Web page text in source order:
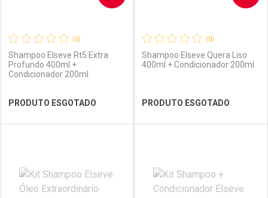
Ver Desconto Convênio Ver Desconto Convênio
(0)
Shampoo Elseve Rt5 Extra
Profundo 400ml +
Condicionador 200ml
PRODUTO ESGOTADO
Laboratório
Por Menos
(0)
Shampoo Elseve Quera Liso
400ml + Condicionador 200ml
PRODUTO ESGOTADO
Laboratório
Por Menos